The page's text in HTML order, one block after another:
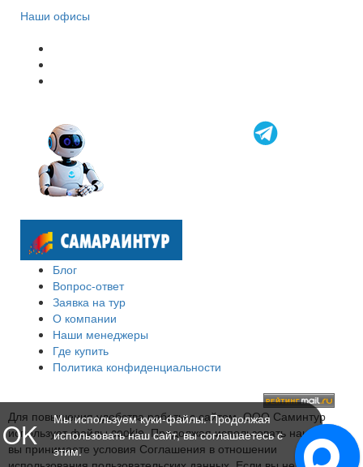
Наши офисы
Блог
Вопрос-ответ
Заявка на тур
О компании
Наши менеджеры
Где купить
Политика конфиденциальности
Для повышения удобства работы с сайтом, ООО Саминтур
использует файлы cookie. Продолжая использовать наш сайт,
вы принимаете условия Соглашения в отношении
OK
Мы используем куки-файлы. Продолжая
использовать наш сайт, вы соглашаетесь с
этим.